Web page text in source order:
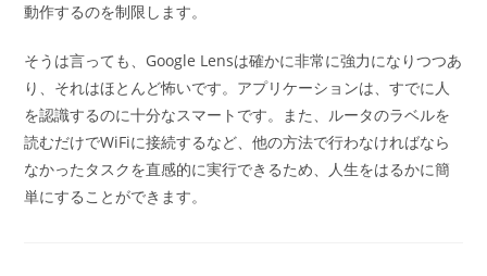
動作するのを制限します。
そうは言っても、Google Lensは確かに非常に強力になりつつあ
り、それはほとんど怖いです。アプリケーションは、すでに人
を認識するのに十分なスマートです。また、ルータのラベルを
読むだけでWiFiに接続するなど、他の方法で行わなければなら
なかったタスクを直感的に実行できるため、人生をはるかに簡
単にすることができます。